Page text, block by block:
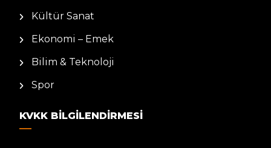
Kültür Sanat
Ekonomi – Emek
Bilim & Teknoloji
Spor
KVKK BILGILENDIRMESI